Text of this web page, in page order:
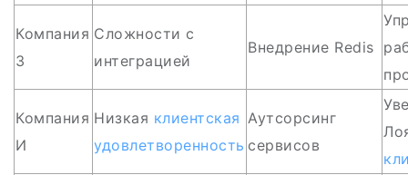
Компания
З
Сложности с
интеграцией
Внедрение Redis
Компания
И
Низкая клиентская
удовлетворенность
Аутсорсинг
сервисов